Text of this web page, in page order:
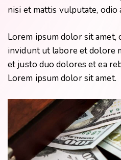
nisi et mattis vulputate, odio
Lorem ipsum dolor sit
invidunt ut labore et dolore
et justo duo dolores et ea
Lorem ipsum dolor sit amet.